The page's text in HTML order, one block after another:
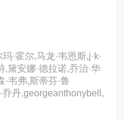
·霍尔,马龙·韦恩斯,j·k·
,黛安娜·德拉诺,乔治·华
·韦弗,斯蒂芬·鲁
乔丹,georgeanthonybell,